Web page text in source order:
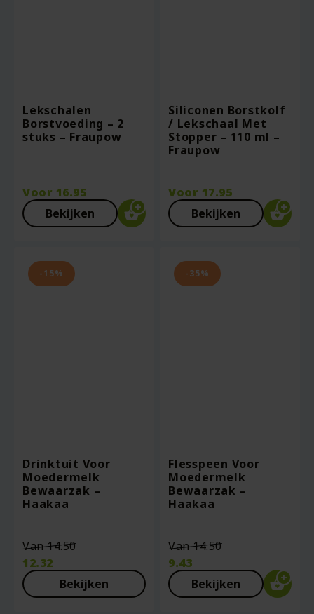
Lekschalen
Borstvoeding – 2
stuks – Fraupow
Voor 16.95
Bekijken
Siliconen Borstkolf
/ Lekschaal Met
Stopper – 110 ml –
Fraupow
Voor 17.95
Bekijken
-15%
Drinktuit Voor
Moedermelk
Bewaarzak –
Haakaa
Van14.50Oorspronkelijke
was:
€14.50.
12.32
Huidige
prijs
Bekijken
-35%
Flesspeen Voor
Moedermelk
Bewaarzak –
Haakaa
Van14.50
was:
€14.50.
9.43
Huidige
prijsBekijken